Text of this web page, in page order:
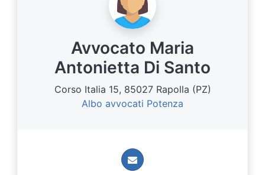
Avvocato Maria
Antonietta Di Santo
Corso Italia 15, 85027 Rapolla (PZ)
Albo avvocati Potenza